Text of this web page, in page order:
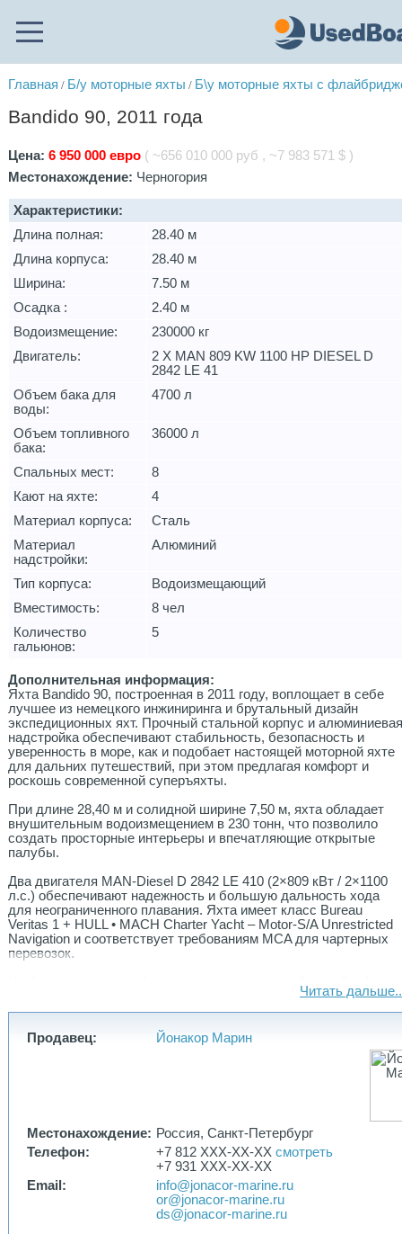
Главная / Б/у моторные яхты / Б\у моторные яхты с
Bandido 90, 2011 года
Цена:6 950 000 евро ( ~656 010 000 руб , ~7 983 571 $ )
Местонахождение: Черногория
Характеристики:
Длина полная:
28.40 м
Длина корпуса:
28.40 м
Ширина:
7.50 м
Осадка :
2.40 м
Водоизмещение:
230000 кг
Двигатель:
2 X MAN 809 KW 1100 HP DIESEL D
2842 LE 41
Объем бака для
воды:
4700 л
Объем топливного
бака:
36000 л
Спальных мест:
8
Кают на яхте:
4
Материал корпуса:
Сталь
Материал
надстройки:
Алюминий
Тип корпуса:
Водоизмещающий
Вместимость:
8 чел
Количество
гальюнов:
5
Дополнительная информация:
Яхта Bandido 90, построенная в 2011 году, воплощает в себе
лучшее из немецкого инжиниринга и брутальный дизайн
экспедиционных яхт. Прочный стальной корпус и
надстройка обеспечивают стабильность, безопасность и
уверенность в море, как и подобает настоящей моторной яхте
для дальних путешествий, при этом предлагая комфорт и
роскошь современной суперъяхты.
При длине 28,40 м и солидной ширине 7,50 м, яхта обладает
внушительным водоизмещением в 230 тонн, что позволило
создать просторные интерьеры и впечатляющие открытые
палубы.
Два двигателя MAN-Diesel D 2842 LE 410 (2×809 кВт / 2×1100
л.с.) обеспечивают надежность и большую дальность хода
для неограниченного плавания. Яхта имеет класс Bureau
Veritas 1 + HULL • MACH Charter Yacht – Motor-S/A Unrestricted
Navigation и соответствует требованиям MCA для чартерных
перевозок.
роскошных каютах, каждая из которых продумана для
уединения и отдыха. Дополнительные 2 каюты для экипажа на
элегантных санузлов завершают картину, где каждая деталь
или курсируйте между гаванями Средиземноморья.
Этот Bandido 90 сочетает в себе выносливость
экспедиционного судна и утонченный комфорт. От его
солидного силуэта до гостеприимных интерьеров — это яхта
для владельцев, ценящих дальность хода, надежность и
независимость, без компромиссов в стиле.
Читать
Продавец: Йонакор Марин
Местонахождение: Россия, Санкт-Петербург
Телефон:
+7 812 XXX-XX-XX
+7 931 XXX-XX-XX
смотреть
Email:
info@jonacor-marine.ru
or@jonacor-marine.ru
ds@jonacor-marine.ru